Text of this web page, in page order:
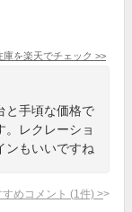
庫を楽天でチェック >>
と手頃な価格で
。レクレーショ
ンもいいですね
めコメント (1 件) >